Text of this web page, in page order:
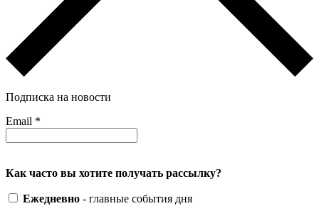
Подписка на новости
Email *
Как часто вы хотите получать рассылку?
Ежедневно - главные события дня